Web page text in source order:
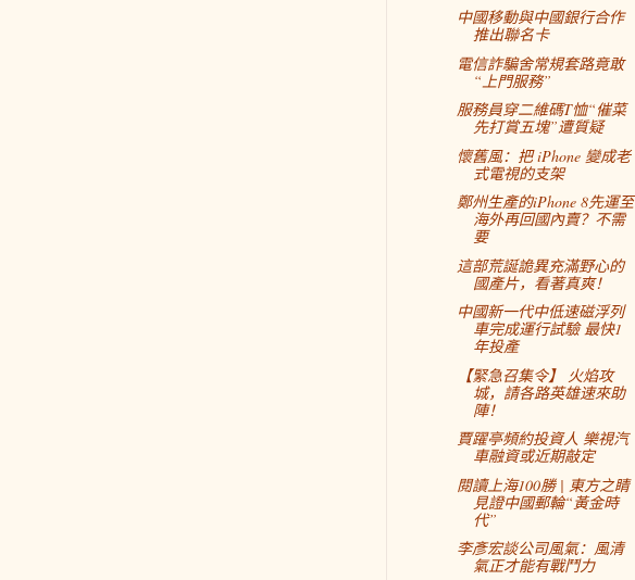
中國移動與中國銀行合作
推出聯名卡
電信詐騙舍常規套路竟敢
“上門服務”
服務員穿二維碼T恤“催菜
先打賞五塊”遭質疑
懷舊風：把 iPhone 變成老
式電視的支架
鄭州生產的iPhone 8先運至
海外再回國內賣？不需
要
這部荒誕詭異充滿野心的
國產片，看著真爽！
中國新一代中低速磁浮列
車完成運行試驗 最快1
年投產
【緊急召集令】 火焰攻
城，請各路英雄速來助
陣！
賈躍亭頻約投資人 樂視汽
車融資或近期敲定
閱讀上海100勝 | 東方之睛
見證中國郵輪“黃金時
代”
李彥宏談公司風氣：風清
氣正才能有戰鬥力